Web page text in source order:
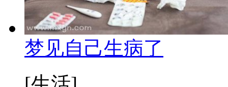
梦见自己生病了